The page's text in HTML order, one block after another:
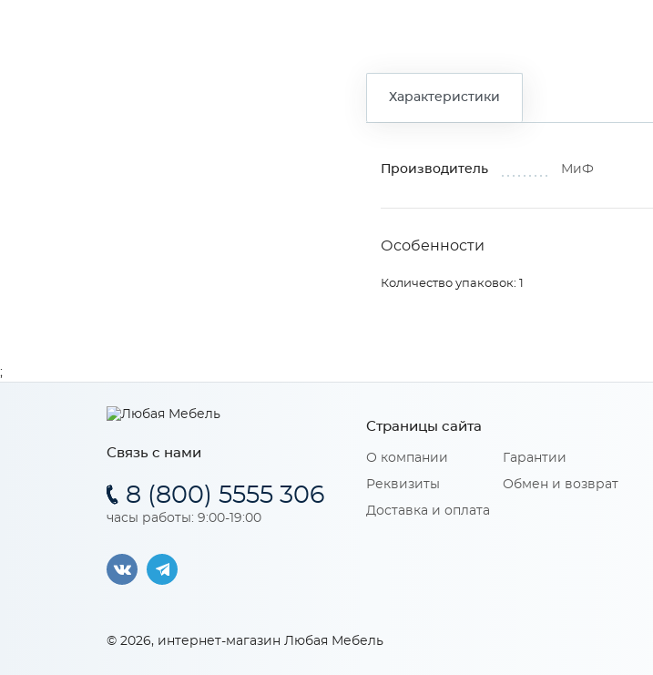
Характеристики
Производитель МиФ
Особенности
Количество упаковок: 1
Связь с нами
8 (800) 5555 306
часы работы: 9:00-19:00
Страницы сайта
О компании
Реквизиты
Доставка и оплата
Гарантии
Обмен и возврат
© 2026, интернет-магазин Любая Мебель
;